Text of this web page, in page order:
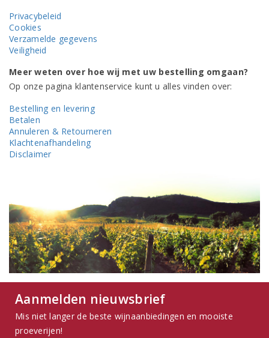
Privacybeleid
Cookies
Verzamelde gegevens
Veiligheid
Meer weten over hoe wij met uw bestelling omgaan?
Op onze pagina klantenservice kunt u alles vinden over:
Bestelling en levering
Betalen
Annuleren & Retourneren
Klachtenafhandeling
Disclaimer
Aanmelden nieuwsbrief
Mis niet langer de beste wijnaanbiedingen en mooiste
proeverijen!